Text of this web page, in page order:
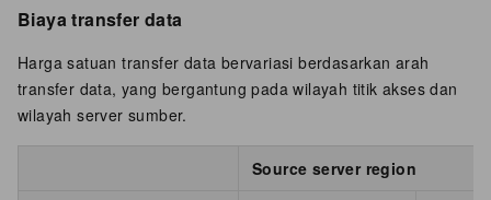
Biaya transfer data
Harga satuan transfer data bervariasi berdasarkan arah
transfer data, yang bergantung pada wilayah titik akses dan
wilayah server sumber.
Source server region